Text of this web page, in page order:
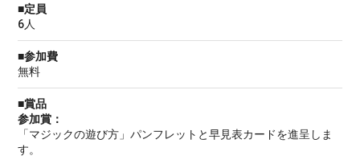
■定員
6人
■参加費
無料
■賞品
参加賞：
「マジックの遊び方」パンフレットと早見表カードを進呈しま
す。